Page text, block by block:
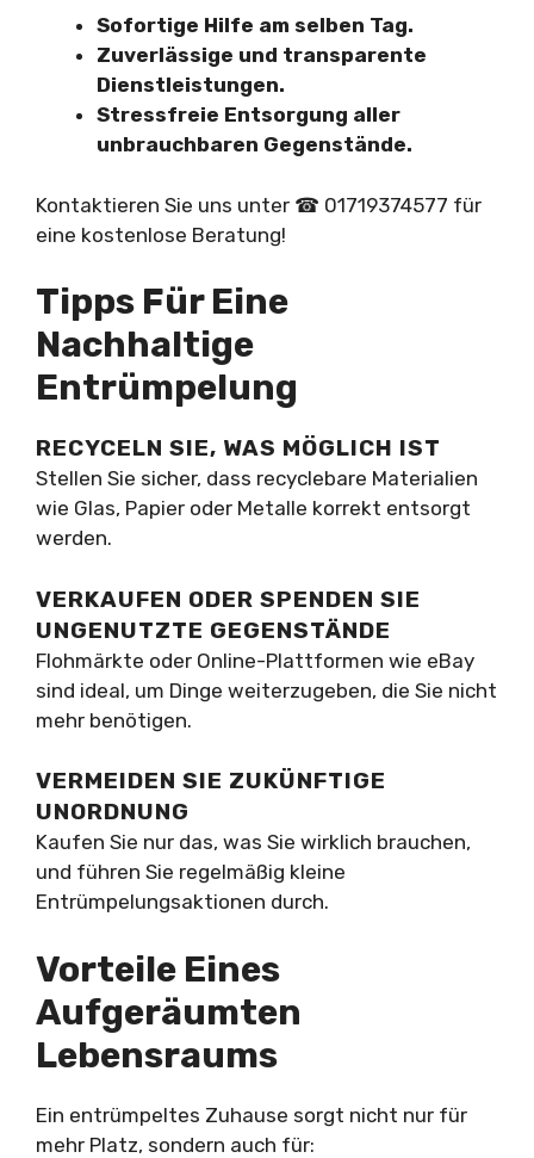
Sofortige Hilfe am selben Tag.
Zuverlässige und transparente
Dienstleistungen.
Stressfreie Entsorgung aller
unbrauchbaren Gegenstände.
Kontaktieren Sie uns unter ☎︎ 01719374577 für
eine kostenlose Beratung!
Tipps Für Eine
Nachhaltige
Entrümpelung
RECYCELN SIE, WAS MÖGLICH IST
Stellen Sie sicher, dass recyclebare Materialien
wie Glas, Papier oder Metalle korrekt entsorgt
werden.
VERKAUFEN ODER SPENDEN SIE
UNGENUTZTE GEGENSTÄNDE
Flohmärkte oder Online-Plattformen wie eBay
sind ideal, um Dinge weiterzugeben, die Sie nicht
mehr benötigen.
VERMEIDEN SIE ZUKÜNFTIGE
UNORDNUNG
Kaufen Sie nur das, was Sie wirklich brauchen,
und führen Sie regelmäßig kleine
Entrümpelungsaktionen durch.
Vorteile Eines
Aufgeräumten
Lebensraums
Ein entrümpeltes Zuhause sorgt nicht nur für
mehr Platz, sondern auch für: